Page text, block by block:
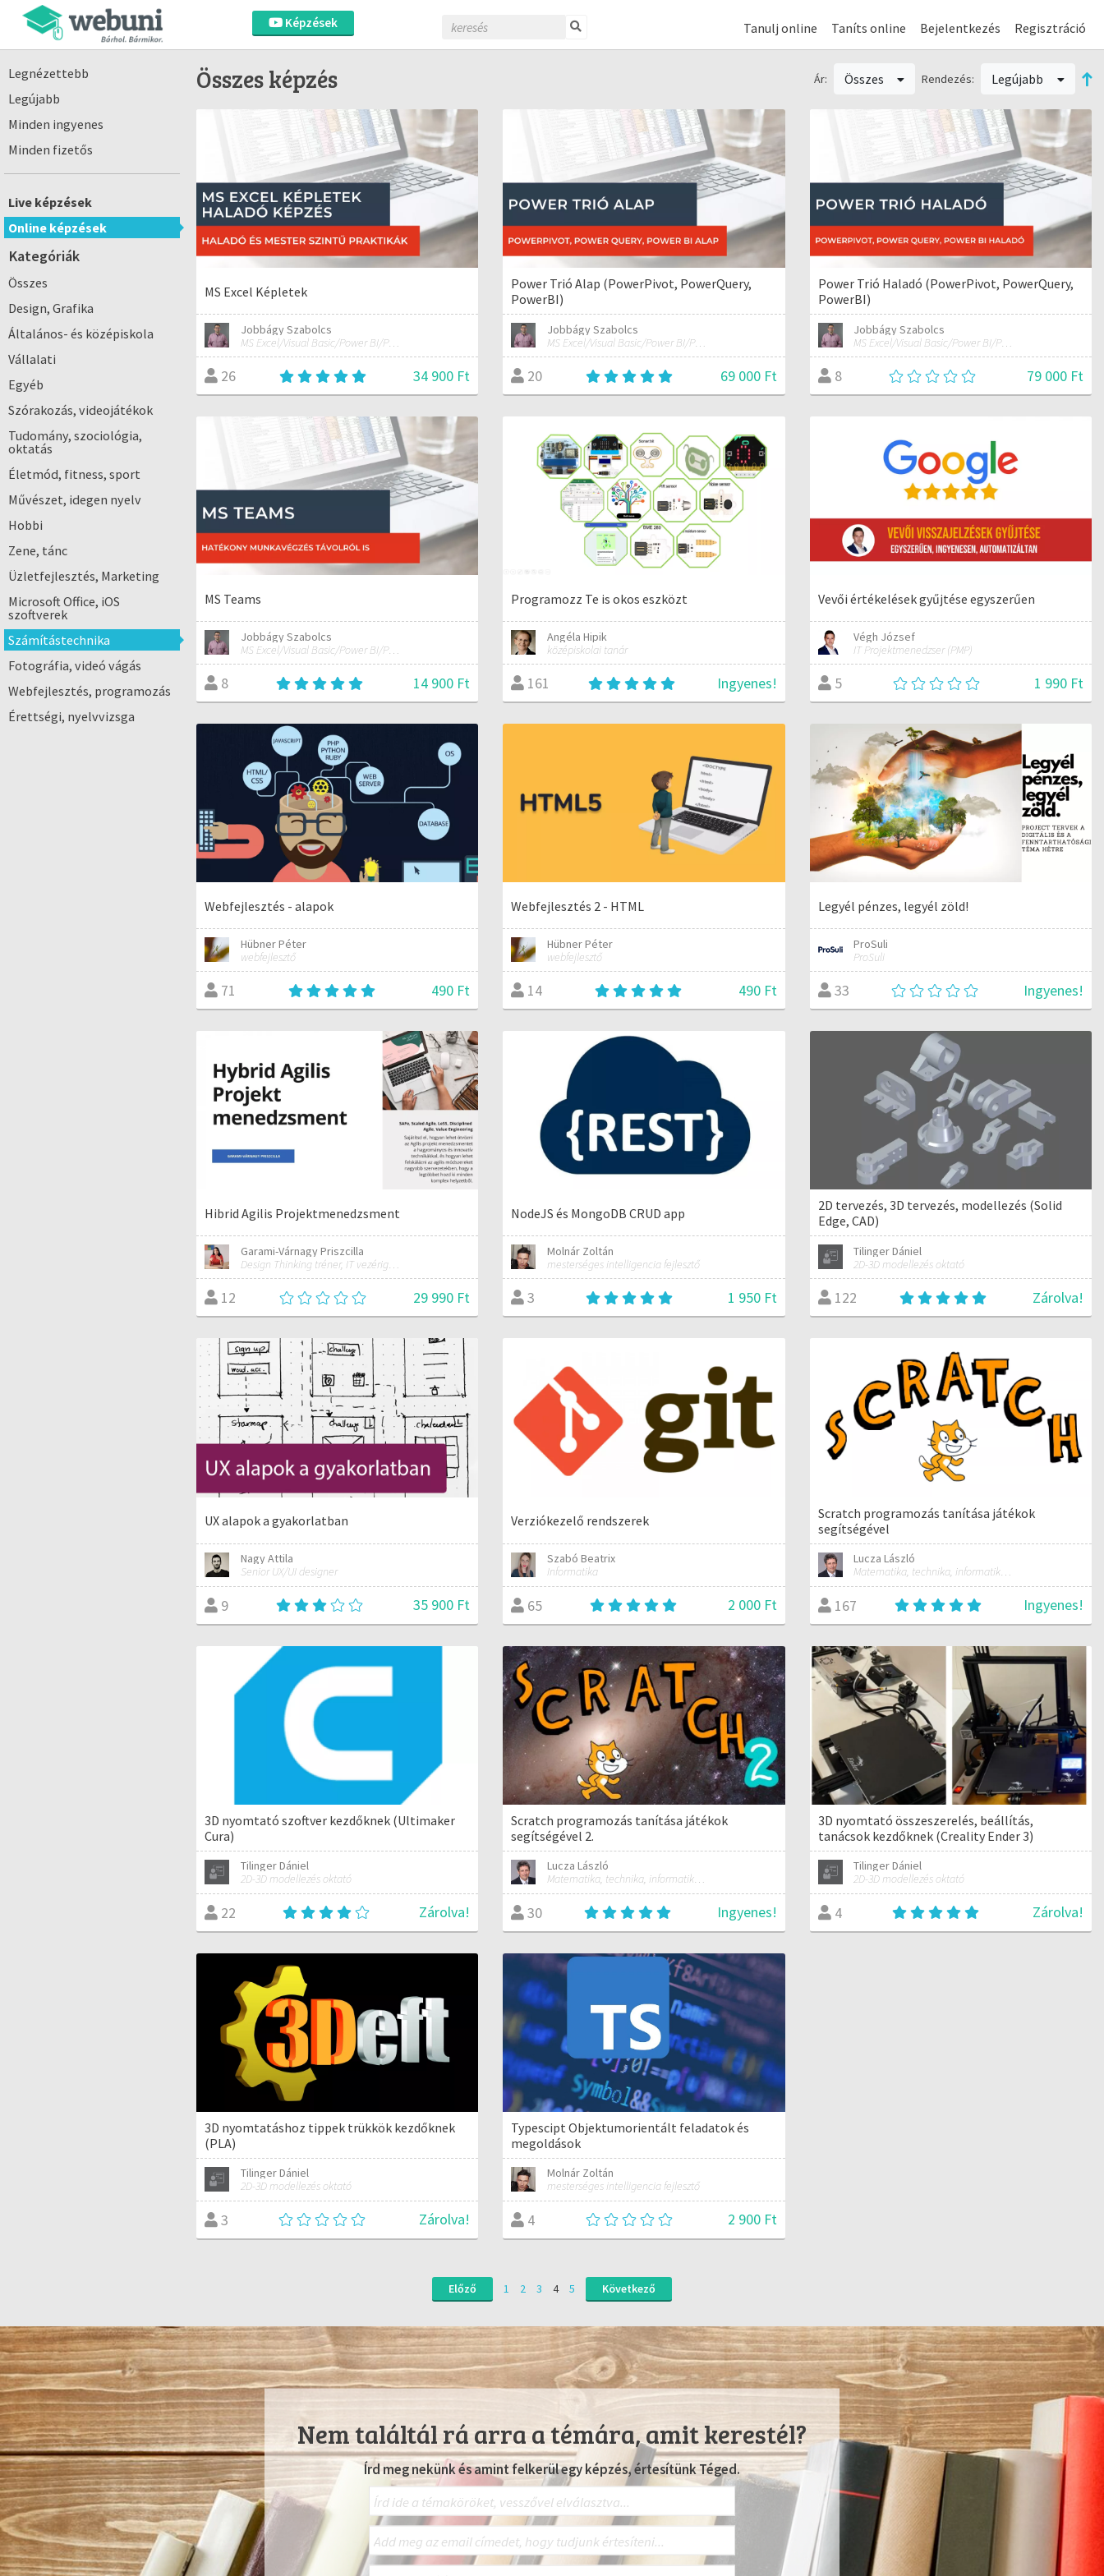
Képzések Tanulj online Taníts online Bejelentkezés Regisztráció
Legnézettebb
Legújabb
Minden ingyenes
Minden fizetős
Live képzések
Online képzések
Kategóriák
Összes
Design, Grafika
Általános- és középiskola
Vállalati
Egyéb
Szórakozás, videojátékok
Tudomány, szociológia,
oktatás
Életmód, fitness, sport
Művészet, idegen nyelv
Hobbi
Zene, tánc
Üzletfejlesztés, Marketing
Microsoft Office, iOS
szoftverek
Számítástechnika
Fotográfia, videó vágás
Webfejlesztés, programozás
Érettségi, nyelvvizsga
Összes képzés Ár: Összes Rendezés: Legújabb
MS Excel Képletek
Jobbágy Szabolcs
MS Excel/Visual Basic/Power BI/Python adatelemzési szakértő
26 34 900 Ft
Power Trió Alap (PowerPivot, PowerQuery,
PowerBI)
Jobbágy Szabolcs
MS Excel/Visual Basic/Power BI/Python adatelemzési szakértő
20 69 000 Ft
Power Trió Haladó (PowerPivot, PowerQuery,
PowerBI)
Jobbágy Szabolcs
MS Excel/Visual Basic/Power BI/Python adatelemzési szakértő
8 79 000 Ft
MS Teams
Jobbágy Szabolcs
MS Excel/Visual Basic/Power BI/Python adatelemzési szakértő
8 14 900 Ft
Programozz Te is okos eszközt
Angéla Hipik
középiskolai tanár
161 Ingyenes!
Vevői értékelések gyűjtése egyszerűen
Végh József
IT Projektmenedzser (PMP)
5 1 990 Ft
Webfejlesztés - alapok
Hübner Péter
webfejlesztő
71 490 Ft
Webfejlesztés 2 - HTML
Hübner Péter
webfejlesztő
14 490 Ft
Legyél pénzes, legyél zöld!
ProSuli
ProSuli
33 Ingyenes!
Hibrid Agilis Projektmenedzsment
Garami-Várnagy Priszcilla
Design Thinking tréner, IT vezérigazgató
12 29 990 Ft
NodeJS és MongoDB CRUD app
Molnár Zoltán
mesterséges intelligencia fejlesztő
3 1 950 Ft
2D tervezés, 3D tervezés, modellezés (Solid
Edge, CAD)
Tilinger Dániel
2D-3D modellezés oktató
122 Zárolva!
UX alapok a gyakorlatban
Nagy Attila
Senior UX/UI designer
9 35 900 Ft
Verziókezelő rendszerek
Szabó Beatrix
Informatika
65 2 000 Ft
Scratch programozás tanítása játékok
segítségével
Lucza László
Matematika, technika, informatika szakos általános iskolai tanár; mentorpedagógus, mestertanár
167 Ingyenes!
3D nyomtató szoftver kezdőknek (Ultimaker
Cura)
Tilinger Dániel
2D-3D modellezés oktató
22 Zárolva!
Scratch programozás tanítása játékok
segítségével 2.
Lucza László
Matematika, technika, informatika szakos általános iskolai tanár; mentorpedagógus, mestertanár
30 Ingyenes!
3D nyomtató összeszerelés, beállítás,
tanácsok kezdőknek (Creality Ender 3)
Tilinger Dániel
2D-3D modellezés oktató
4 Zárolva!
3D nyomtatáshoz tippek trükkök kezdőknek
(PLA)
Tilinger Dániel
2D-3D modellezés oktató
3 Zárolva!
Typescipt Objektumorientált feladatok és
megoldások
Molnár Zoltán
mesterséges intelligencia fejlesztő
4 2 900 Ft
Előző 1 2 3 4 5 Következő
Nem találtál rá arra a témára, amit kerestél?
Írd meg nekünk és amint felkerül egy képzés, értesítünk Téged.